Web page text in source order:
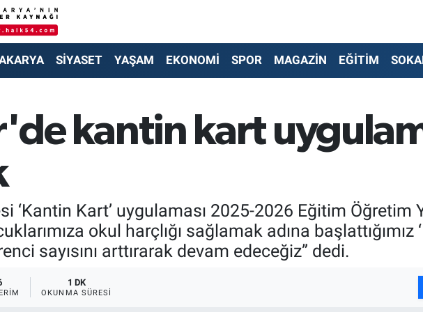
SİYASET YAŞAM EKONOMİ SPOR MAGAZİN EĞİTİM
kantin kart
‘Kantin Kart’ uygulaması 2025-2026 Eğitim Öğretim
okul harçlığı sağlamak adına başlattığımız
sayısını arttırarak devam edeceğiz” dedi.
1 DK
OKUNMA SÜRESI